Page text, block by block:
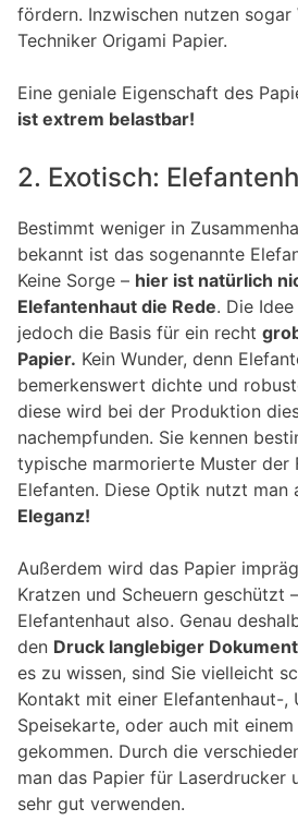
fördern. Inzwischen nutzen sogar
Techniker Origami Papier.
Eine geniale Eigenschaft des
ist extrem belastbar!
2. Exotisch:
Bestimmt weniger in
bekannt ist das sogenannte
Keine Sorge – hier ist natürlich
Elefantenhaut die Rede. Die
jedoch die Basis für ein recht
Papier. Kein Wunder, denn
bemerkenswert dichte und
diese wird bei der Produktion
nachempfunden. Sie kennen
typische marmorierte Muster der
Elefanten. Diese Optik nutzt man
Eleganz!
Außerdem wird das Papier
Kratzen und Scheuern geschützt
Elefantenhaut also. Genau
den Druck langlebiger
es zu wissen, sind Sie vielleicht
Kontakt mit einer Elefantenhaut-,
Speisekarte, oder auch mit einem
gekommen. Durch die
man das Papier für Laserdrucker
sehr gut verwenden.